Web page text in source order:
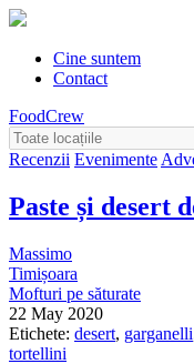
Cine suntem
Contact
FoodCrew
Recenzii Evenimente
Paste și desert
Massimo
Timișoara
Mofturi pe săturate
22 May 2020
Etichete: desert, garganelli
tortellini